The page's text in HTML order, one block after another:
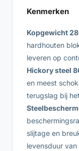
Kenmerken
Kopgewicht
hardhouten
leveren op
Hickory steel
en meest
terugslag bij
slijtage en
levensduur